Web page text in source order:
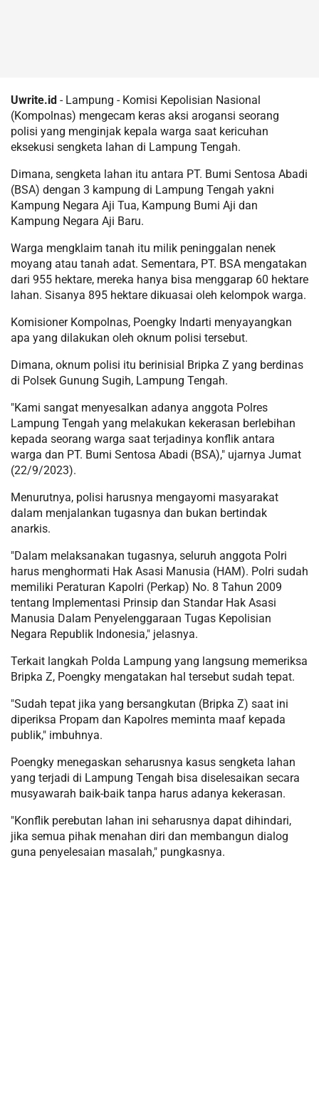
Uwrite.id - Lampung - Komisi Kepolisian Nasional
(Kompolnas) mengecam keras aksi arogansi seorang
polisi yang menginjak kepala warga saat kericuhan
eksekusi sengketa lahan di Lampung Tengah.
Dimana, sengketa lahan itu antara PT. Bumi Sentosa Abadi
(BSA) dengan 3 kampung di Lampung Tengah yakni
Kampung Negara Aji Tua, Kampung Bumi Aji dan
Kampung Negara Aji Baru.
Warga mengklaim tanah itu milik peninggalan nenek
moyang atau tanah adat. Sementara, PT. BSA mengatakan
dari 955 hektare, mereka hanya bisa menggarap 60 hektare
lahan. Sisanya 895 hektare dikuasai oleh kelompok warga.
Komisioner Kompolnas, Poengky Indarti menyayangkan
apa yang dilakukan oleh oknum polisi tersebut.
Dimana, oknum polisi itu berinisial Bripka Z yang berdinas
di Polsek Gunung Sugih, Lampung Tengah.
"Kami sangat menyesalkan adanya anggota Polres
Lampung Tengah yang melakukan kekerasan berlebihan
kepada seorang warga saat terjadinya konflik antara
warga dan PT. Bumi Sentosa Abadi (BSA)," ujarnya Jumat
(22/9/2023).
Menurutnya, polisi harusnya mengayomi masyarakat
dalam menjalankan tugasnya dan bukan bertindak
anarkis.
"Dalam melaksanakan tugasnya, seluruh anggota Polri
harus menghormati Hak Asasi Manusia (HAM). Polri sudah
memiliki Peraturan Kapolri (Perkap) No. 8 Tahun 2009
tentang Implementasi Prinsip dan Standar Hak Asasi
Manusia Dalam Penyelenggaraan Tugas Kepolisian
Negara Republik Indonesia," jelasnya.
Terkait langkah Polda Lampung yang langsung memeriksa
Bripka Z, Poengky mengatakan hal tersebut sudah tepat.
"Sudah tepat jika yang bersangkutan (Bripka Z) saat ini
diperiksa Propam dan Kapolres meminta maaf kepada
publik," imbuhnya.
Poengky menegaskan seharusnya kasus sengketa lahan
yang terjadi di Lampung Tengah bisa diselesaikan secara
musyawarah baik-baik tanpa harus adanya kekerasan.
"Konflik perebutan lahan ini seharusnya dapat dihindari,
jika semua pihak menahan diri dan membangun dialog
guna penyelesaian masalah," pungkasnya.